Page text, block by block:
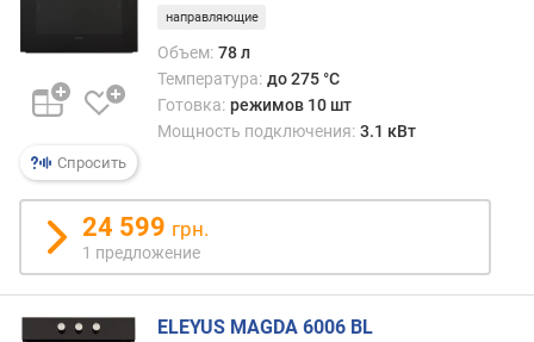
о
ж
е
и
й
о
б
е
Спросить
направляющие
Объем: 78 л
Температура: до 275 °C
Готовка: режимов 10 шт
Мощность подключения: 3.1 кВт
24 599 грн.
1 предложение
ELEYUS MAGDA 6006 BL